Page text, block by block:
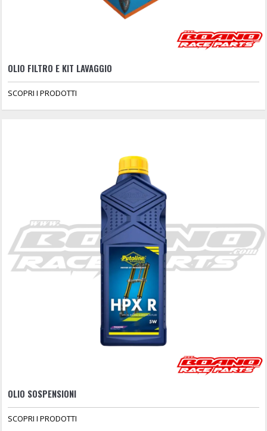
OLIO FILTRO E KIT LAVAGGIO
SCOPRI I PRODOTTI
OLIO SOSPENSIONI
SCOPRI I PRODOTTI